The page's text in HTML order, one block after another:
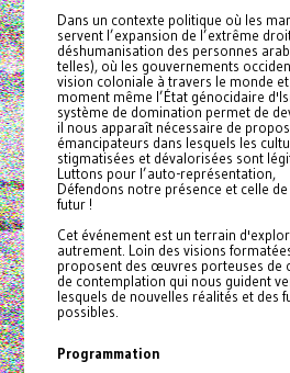
Dans un contexte politique où les
servent l’expansion de l’extrême
déshumanisation des personnes
telles), où les gouvernements
vision coloniale à travers le monde
moment même l’État génocidaire
système de domination permet de
il nous apparaît nécessaire de
émancipateurs dans lesquels les
stigmatisées et dévalorisées sont
Luttons pour l’auto-représentation,
Défendons notre présence et celle
futur !
Cet événement est un terrain
autrement. Loin des visions
proposent des œuvres porteuses de
de contemplation qui nous guident
lesquels de nouvelles réalités et des
possibles.
Programmation